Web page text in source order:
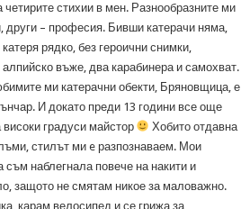
стихии в мен. Разнообразните ми
други – професия. Бивши катерачи няма,
рядко, без героични снимки,
въже, два карабинера и самохват.
ми катерачни обекти, Бряновщица, е
И докато преди 13 години все още
градуси майстор
Хобито отдавна
стилът ми e разпознаваем. Мои
наблегнала повече на накити и
защото не смятам никое за маловажно.
карам велосипед и се грижа за